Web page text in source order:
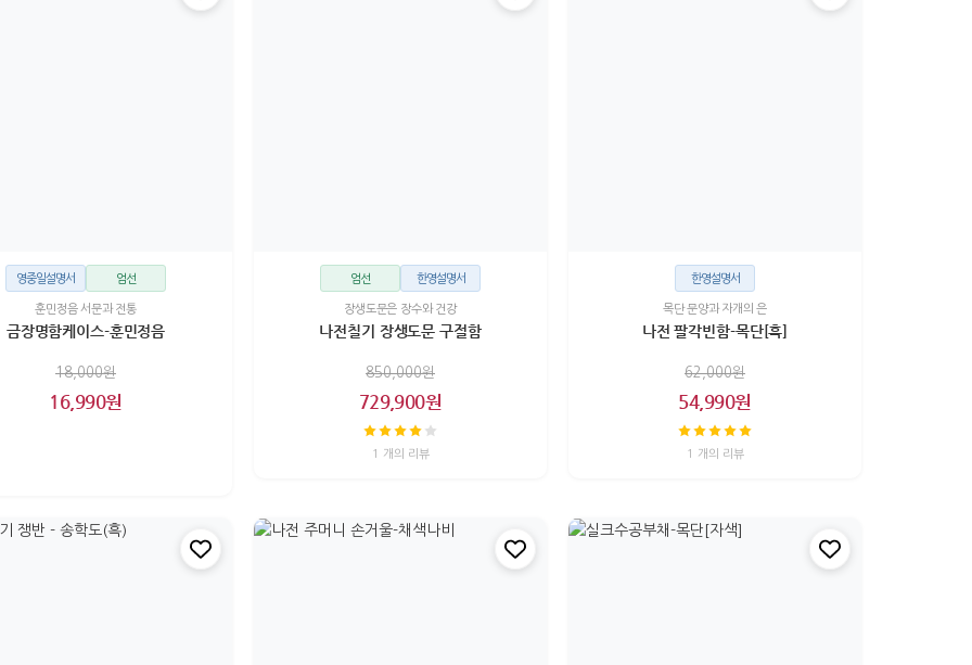
영중일설명서 엄선
훈민정음 서문과 전통
금장명함케이스-훈민정음
18,000원
16,990원
엄선 한영설명서
장생도문은 장수와 건강
나전칠기 장생도문 구절함
850,000원
729,900원
1 개의 리뷰
한영설명서
목단 문양과 자개의 은
나전 팔각빈함-목단[흑]
62,000원
54,990원
1 개의 리뷰